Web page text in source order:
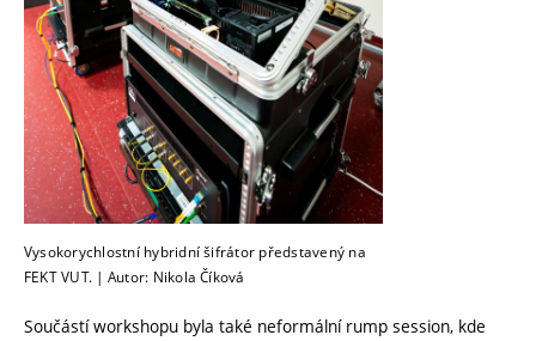
Vysokorychlostní hybridní šifrátor představený na
FEKT VUT. | Autor: Nikola Číková
Součástí workshopu byla také neformální rump session, kde